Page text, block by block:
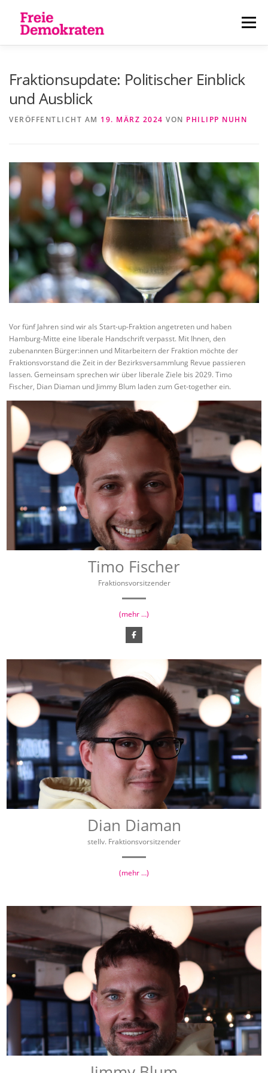
springen
Menü
Fraktionsupdate: Politischer Einblick
und Ausblick
VERÖFFENTLICHT AM 19. MÄRZ 2024 VON PHILIPP NUHN
Vor fünf Jahren sind wir als Start-up-Fraktion angetreten und haben
Hamburg-Mitte eine liberale Handschrift verpasst. Mit Ihnen, den
zubenannten Bürger:innen und Mitarbeitern der Fraktion möchte der
Fraktionsvorstand die Zeit in der Bezirksversammlung Revue passieren
lassen. Gemeinsam sprechen wir über liberale Ziele bis 2029. Timo
Fischer, Dian Diaman und Jimmy Blum laden zum Get-together ein.
Timo Fischer
Fraktionsvorsitzender
(mehr …)
Dian Diaman
stellv. Fraktionsvorsitzender
(mehr …)